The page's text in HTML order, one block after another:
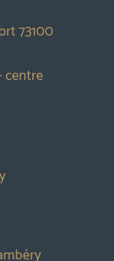
73100
centre